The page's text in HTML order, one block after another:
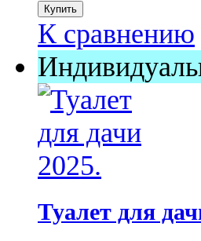
К сравнению
Туалет для